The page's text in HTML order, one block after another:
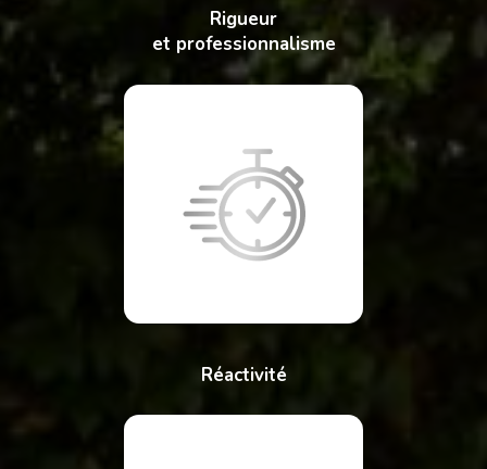
Rigueur
et professionnalisme
Réactivité